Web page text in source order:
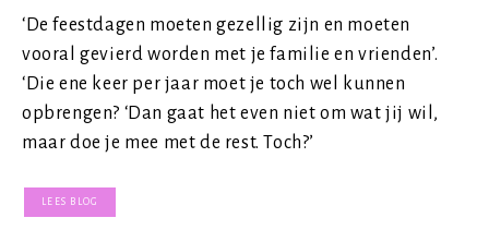
‘De feestdagen moeten gezellig zijn en moeten
vooral gevierd worden met je familie en vrienden’.
‘Die ene keer per jaar moet je toch wel kunnen
opbrengen? ‘Dan gaat het even niet om wat jij wil,
maar doe je mee met de rest. Toch?’
LEES BLOG